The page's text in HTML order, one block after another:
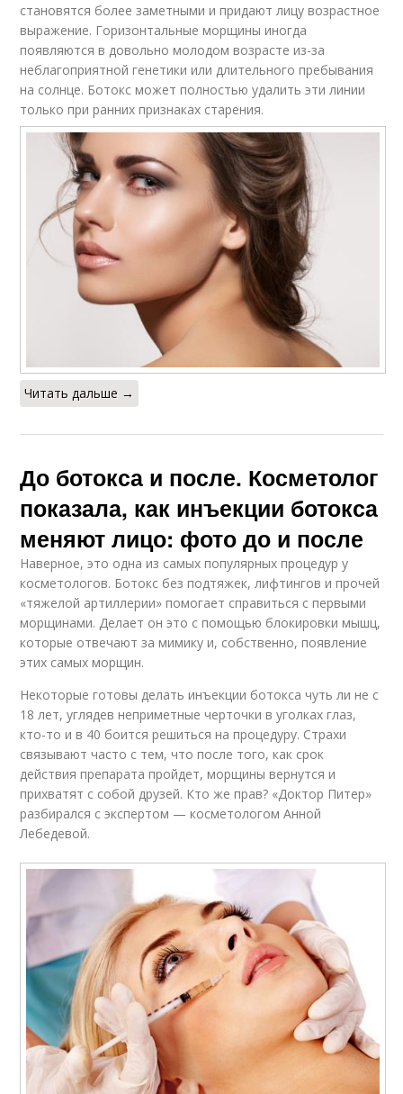
становятся более заметными и придают лицу возрастное
выражение. Горизонтальные морщины иногда
появляются в довольно молодом возрасте из-за
неблагоприятной генетики или длительного пребывания
на солнце. Ботокс может полностью удалить эти линии
только при ранних признаках старения.
Читать дальше →
До ботокса и после. Косметолог
показала, как инъекции ботокса
меняют лицо: фото до и после
Наверное, это одна из самых популярных процедур у
косметологов. Ботокс без подтяжек, лифтингов и прочей
«тяжелой артиллерии» помогает справиться с первыми
морщинами. Делает он это с помощью блокировки мышц,
которые отвечают за мимику и, собственно, появление
этих самых морщин.
Некоторые готовы делать инъекции ботокса чуть ли не с
18 лет, углядев неприметные черточки в уголках глаз,
кто-то и в 40 боится решиться на процедуру. Страхи
связывают часто с тем, что после того, как срок
действия препарата пройдет, морщины вернутся и
прихватят с собой друзей. Кто же прав? «Доктор Питер»
разбирался с экспертом — косметологом Анной
Лебедевой.